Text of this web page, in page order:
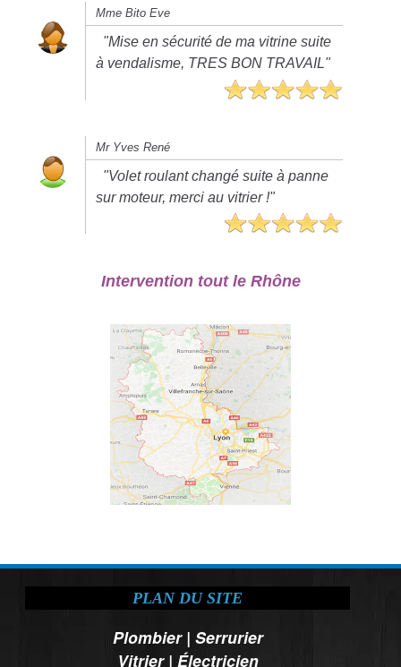
Mme Bito Eve
"Mise en sécurité de ma vitrine suite
à vendalisme, TRES BON TRAVAIL"
Mr Yves René
"Volet roulant changé suite à panne
sur moteur, merci au vitrier !"
Intervention tout le Rhône
PLAN DU SITE
Plombier| Serrurier
Vitrier| Électricien